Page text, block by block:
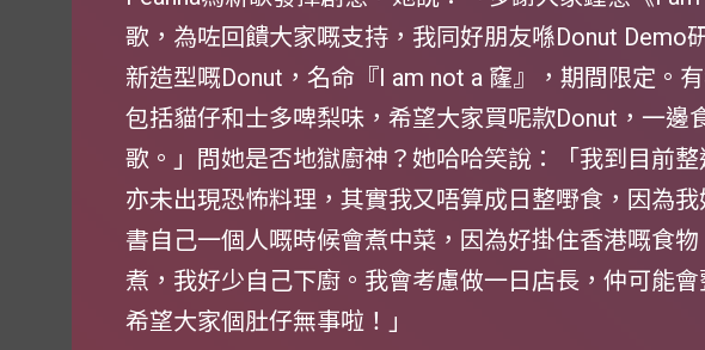
歌，為咗回饋大家嘅支持，我同好朋友喺Donut Demo
新造型嘅Donut，名命『I am not a 窿』，期間限定。
包括貓仔和士多啤梨味，希望大家買呢款Donut，一邊
歌。」問她是否地獄廚神？她哈哈笑說：「我到目前整
亦未出現恐怖料理，其實我又唔算成日整嘢食，因為
書自己一個人嘅時候會煮中菜，因為好掛住香港嘅食
煮，我好少自己下廚。我會考慮做一日店長，仲可能會
希望大家個肚仔無事啦！」